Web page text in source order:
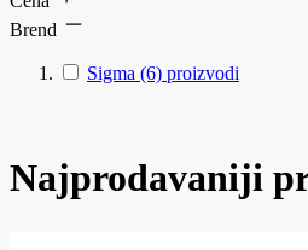
Brend
Sigma (6) proizvodi
Najprodavaniji